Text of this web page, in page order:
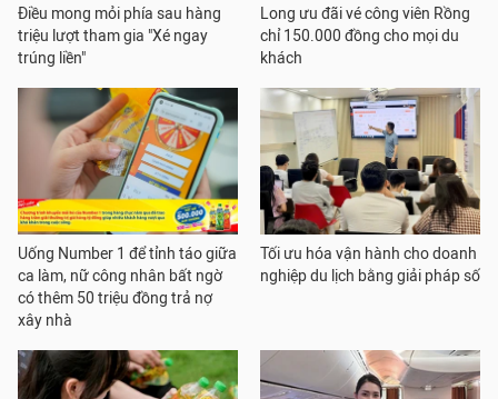
Điều mong mỏi phía sau hàng
triệu lượt tham gia "Xé ngay
trúng liền"
Long ưu đãi vé công viên Rồng
chỉ 150.000 đồng cho mọi du
khách
Uống Number 1 để tỉnh táo giữa
ca làm, nữ công nhân bất ngờ
có thêm 50 triệu đồng trả nợ
xây nhà
Tối ưu hóa vận hành cho doanh
nghiệp du lịch bằng giải pháp số